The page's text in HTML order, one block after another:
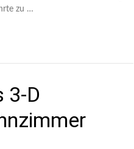
zu …
3-D